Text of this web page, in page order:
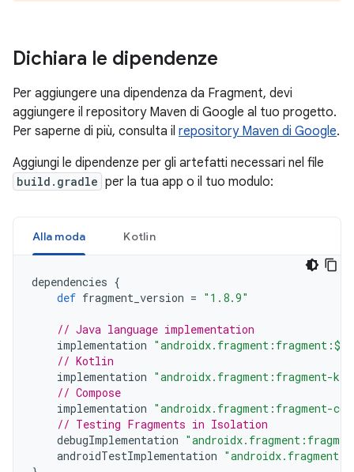
Dichiara le dipendenze
Per aggiungere una dipendenza da Fragment, devi
aggiungere il repository Maven di Google al tuo progetto.
Per saperne di più, consulta il repository Maven di Google.
Aggiungi le dipendenze per gli artefatti necessari nel file
build.gradle per la tua app o il tuo modulo:
Alla moda Kotlin
dependencies {
def fragment_version = "1.8.9"
// Java language implementation
implementation
// Kotlin
implementation "androidx.fragment:fragment-
// Compose
implementation "androidx.fragment:fragment-
// Testing Fragments in Isolation
debugImplementation
androidTestImplementation